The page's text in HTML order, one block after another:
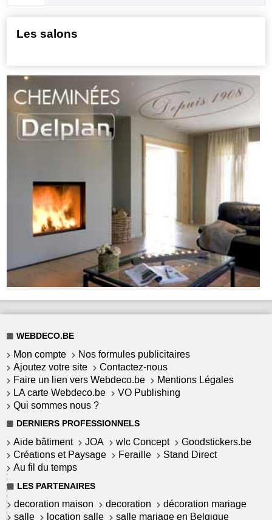
Les salons
WEBDECO.BE
Mon compte
Nos formules publicitaires
Ajoutez votre site
Contactez-nous
Faire un lien vers Webdeco.be
Mentions Légales
LA carte Webdeco.be
VO Publishing
Qui sommes nous ?
DERNIERS PROFESSIONNELS
Aide bâtiment JOA wlc Concept
Goodstickers.be
Créations et Paysage
Feraille
Stand Direct
Au fil du temps
LES PARTENAIRES
decoration maison decoration
décoration mariage
salle
location salle salle mariage en Belgique